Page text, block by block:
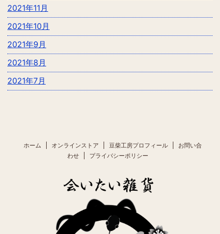
2021年11月
2021年10月
2021年9月
2021年8月
2021年7月
ホーム オンラインストア 豆柴工房プロフィール
お問い合
わせ
プライバシーポリシー